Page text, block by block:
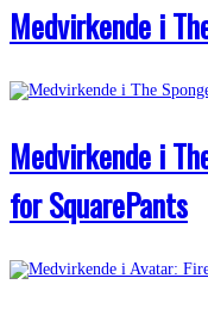
Medvirkende i
Medvirkende i
for SquarePants